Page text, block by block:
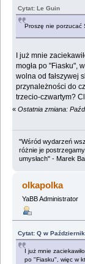
Cytat: Le Guin
Proszę nie porzucać
I już mnie
mogła po "Fiasku",
wolna od fałszywej
przynależności do
trzecio-czwartym?
« Ostatnia zmiana:
"Wśród wydarzeń
różnie je
umysłach" - Marek
olkapolka
YaBB Administrator
Cytat: Q w
I już mnie
po "Fiasku", więc w